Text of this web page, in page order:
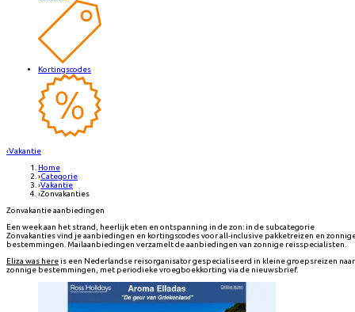
Kortingscodes
‹Vakantie
Home
›Categorie
›Vakantie
›Zonvakanties
Zonvakantie aanbiedingen
Een week aan het strand, heerlijk eten en ontspanning in de zon: in de subcategorie
Zonvakanties vind je aanbiedingen en kortingscodes voor all-inclusive pakketreizen en
bestemmingen. Mailaanbiedingen verzamelt de aanbiedingen van zonnige reisspecialisten.
Eliza was hereis een Nederlandse reisorganisator gespecialiseerd in kleine groepsreizen naar
zonnige bestemmingen, met periodieke vroegboekkorting via de nieuwsbrief.